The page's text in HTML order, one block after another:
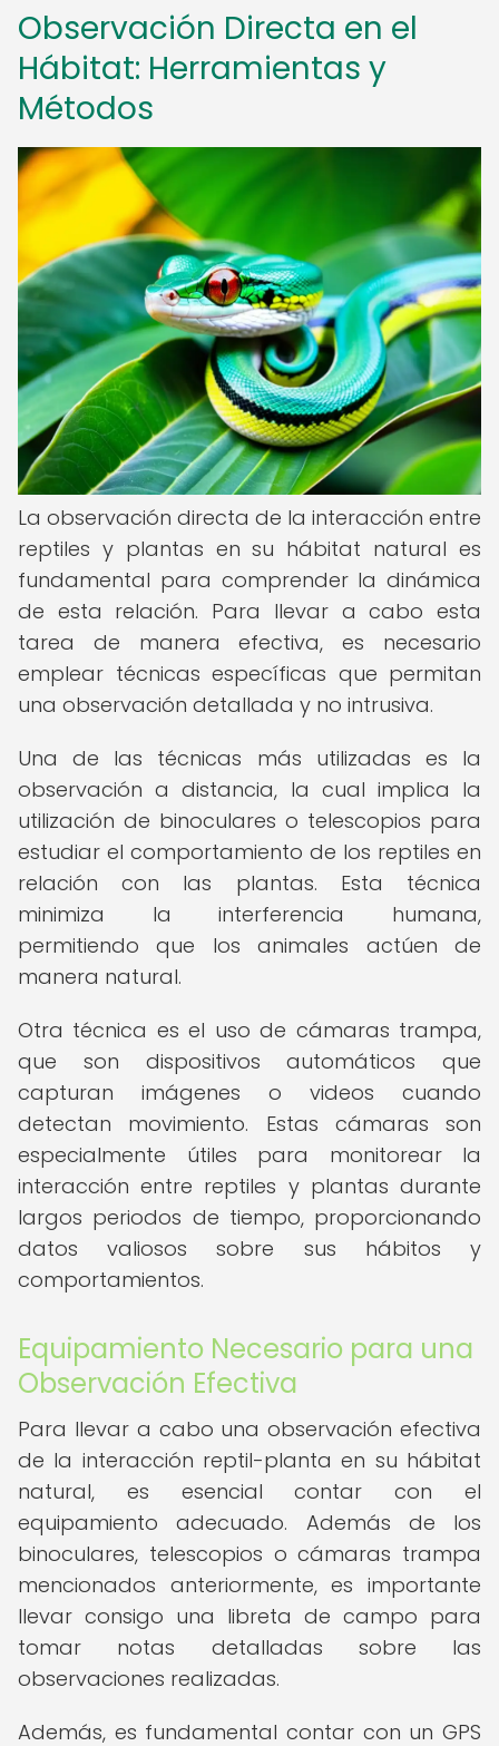
Observación Directa en el
Hábitat: Herramientas y
Métodos
La observación directa de la interacción entre
reptiles y plantas en su hábitat natural es
fundamental para comprender la dinámica
de esta relación. Para llevar a cabo esta
tarea de manera efectiva, es necesario
emplear técnicas específicas que permitan
una observación detallada y no intrusiva.
Una de las técnicas más utilizadas es la
observación a distancia, la cual implica la
utilización de binoculares o telescopios para
estudiar el comportamiento de los reptiles en
relación con las plantas. Esta técnica
minimiza la interferencia humana,
permitiendo que los animales actúen de
manera natural.
Otra técnica es el uso de cámaras trampa,
que son dispositivos automáticos que
capturan imágenes o videos cuando
detectan movimiento. Estas cámaras son
especialmente útiles para monitorear la
interacción entre reptiles y plantas durante
largos periodos de tiempo, proporcionando
datos valiosos sobre sus hábitos y
comportamientos.
Equipamiento Necesario para una
Observación Efectiva
Para llevar a cabo una observación efectiva
de la interacción reptil-planta en su hábitat
natural, es esencial contar con el
equipamiento adecuado. Además de los
binoculares, telescopios o cámaras trampa
mencionados anteriormente, es importante
llevar consigo una libreta de campo para
tomar notas detalladas sobre las
observaciones realizadas.
Además, es fundamental contar con un GPS